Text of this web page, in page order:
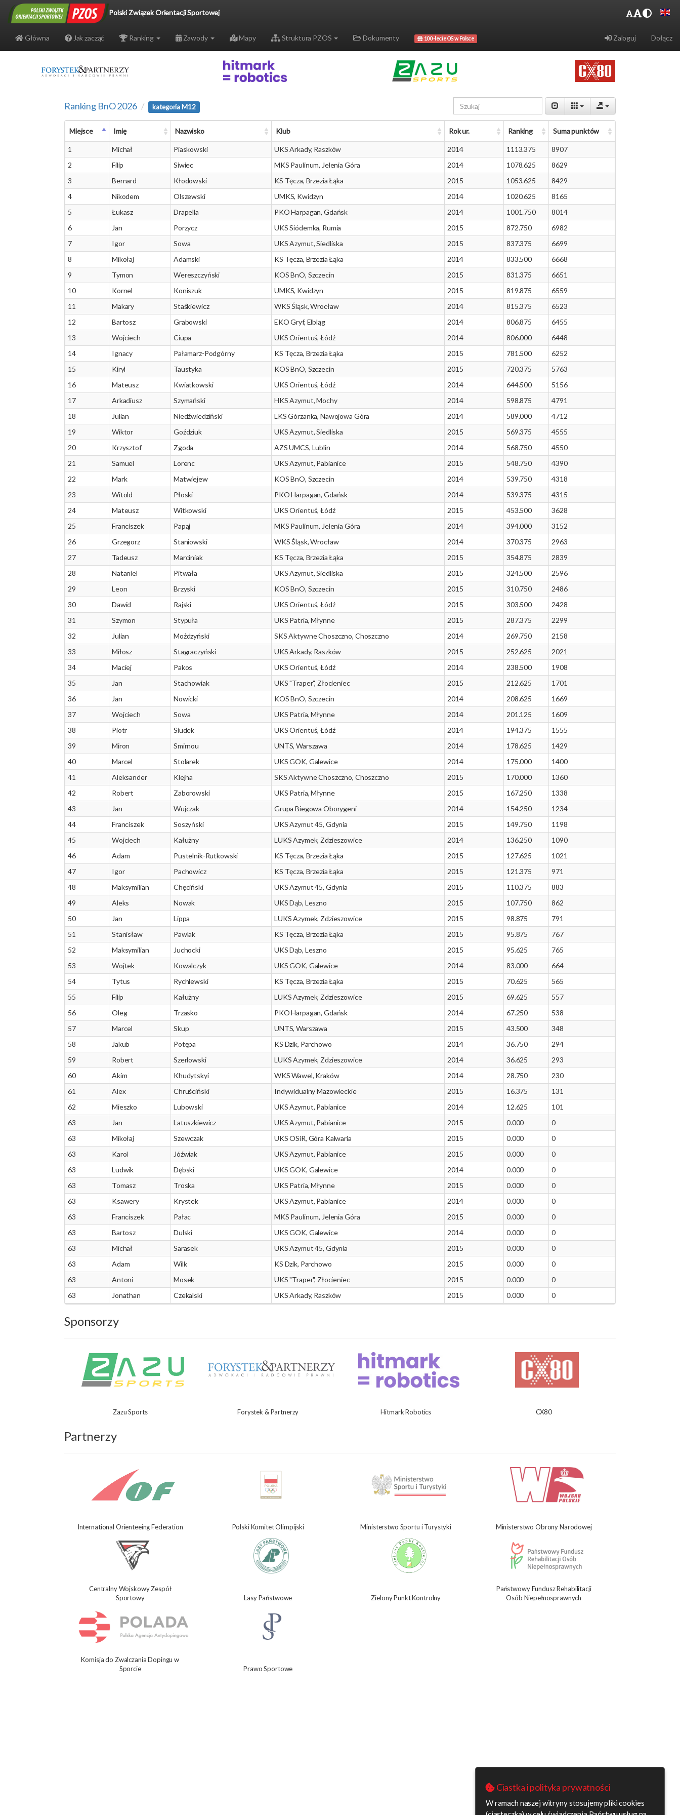
Polski Związek Orientacji Sportowej
Główna Jak zacząć Ranking Zawody Mapy Struktura PZOS Dokumenty 100-lecie OS w Polsce Zaloguj Dołącz
Ranking BnO 2026 kategoria M12
Miejsce Imię Nazwisko Klub Rok ur. Ranking Suma punktów
1 Michał Piaskowski UKS Arkady, Raszków 2014 1113.375
8907
2
Filip Siwiec MKS Paulinum, Jelenia Góra 2014 1078.625
8629
3
Bernard Kłodowski KS Tęcza, Brzezia Łąka 2015 1053.625
8429
4
Nikodem Olszewski UMKS, Kwidzyn 2014 1020.625
8165
5
Łukasz Drapella PKO Harpagan, Gdańsk 2014 1001.750
8014
6
Jan Porzycz UKS Siódemka, Rumia 2015 872.750
6982
7
Igor Sowa UKS Azymut, Siedliska 2015 837.375
6699
8
Mikołaj Adamski KS Tęcza, Brzezia Łąka 2014 833.500
6668
9
Tymon Wereszczyński KOS BnO, Szczecin 2015 831.375
6651
10
Kornel Koniszuk UMKS, Kwidzyn 2015 819.875
6559
11
Makary Staśkiewicz WKS Śląsk, Wrocław 2014 815.375
6523
12
Bartosz Grabowski EKO Gryf, Elbląg 2014 806.875
6455
13
Wojciech Ciupa UKS Orientuś, Łódź 2014 806.000
6448
14
Ignacy Pałamarz-Podgórny KS Tęcza, Brzezia Łąka 2015 781.500
6252
15
Kiryl Taustyka KOS BnO, Szczecin 2015 720.375
5763
16
Mateusz Kwiatkowski UKS Orientuś, Łódź 2014 644.500
5156
17
Arkadiusz Szymański HKS Azymut, Mochy 2014 598.875
4791
18
Julian Niedźwiedziński LKS Górzanka, Nawojowa Góra 2014 589.000
4712
19
Wiktor Goździuk UKS Azymut, Siedliska 2015 569.375
4555
20
Krzysztof Zgoda AZS UMCS, Lublin 2014 568.750
4550
21
Samuel Lorenc UKS Azymut, Pabianice 2015 548.750
4390
22
Mark Matwiejew KOS BnO, Szczecin 2014 539.750
4318
23
Witold Płoski PKO Harpagan, Gdańsk 2014 539.375
4315
24
Mateusz Witkowski UKS Orientuś, Łódź 2015 453.500
3628
25
Franciszek Papaj MKS Paulinum, Jelenia Góra 2014 394.000
3152
26
Grzegorz Staniowski WKS Śląsk, Wrocław 2014 370.375
2963
27
Tadeusz Marciniak KS Tęcza, Brzezia Łąka 2015 354.875
2839
28
Nataniel Pitwała UKS Azymut, Siedliska 2015 324.500
2596
29
Leon Brzyski KOS BnO, Szczecin 2015 310.750
2486
30
Dawid Rajski UKS Orientuś, Łódź 2015 303.500
2428
31
Szymon Stypuła UKS Patria, Młynne 2015 287.375
2299
32
Julian Możdzyński SKS Aktywne Choszczno, Choszczno 2014 269.750
2158
33
Miłosz Stagraczyński UKS Arkady, Raszków 2015 252.625
2021
34
Maciej Pakos UKS Orientuś, Łódź 2014 238.500
1908
35
Jan Stachowiak UKS "Traper", Złocieniec 2015 212.625
1701
36
Jan Nowicki KOS BnO, Szczecin 2014 208.625
1669
37
Wojciech Sowa UKS Patria, Młynne 2014 201.125
1609
38
Piotr Siudek UKS Orientuś, Łódź 2014 194.375
1555
39
Miron Smirnou UNTS, Warszawa 2014 178.625
1429
40
Marcel Stolarek UKS GOK, Galewice 2014 175.000
1400
41
Aleksander Klejna SKS Aktywne Choszczno, Choszczno 2015 170.000
1360
42
Robert Zaborowski UKS Patria, Młynne 2015 167.250
1338
43
Jan Wujczak Grupa Biegowa Oborygeni 2014 154.250
1234
44
Franciszek Soszyński UKS Azymut 45, Gdynia 2015 149.750
1198
45
Wojciech Kałużny LUKS Azymek, Zdzieszowice 2014 136.250
1090
46
Adam Pustelnik-Rutkowski KS Tęcza, Brzezia Łąka 2015 127.625
1021
47
Igor Pachowicz KS Tęcza, Brzezia Łąka 2015 121.375
971
48
Maksymilian Chęciński UKS Azymut 45, Gdynia 2015 110.375
883
49
Aleks Nowak UKS Dąb, Leszno 2015 107.750
862
50
Jan Lippa LUKS Azymek, Zdzieszowice 2015 98.875
791
51
Stanisław Pawlak KS Tęcza, Brzezia Łąka 2015 95.875
767
52
Maksymilian Juchocki UKS Dąb, Leszno 2015 95.625
765
53
Wojtek Kowalczyk UKS GOK, Galewice 2014 83.000
664
54
Tytus Rychlewski KS Tęcza, Brzezia Łąka 2015 70.625
565
55
Filip Kałużny LUKS Azymek, Zdzieszowice 2015 69.625
557
56
Oleg Trzasko PKO Harpagan, Gdańsk 2014 67.250
538
57
Marcel Skup UNTS, Warszawa 2015 43.500
348
58
Jakub Potępa KS Dzik, Parchowo 2014 36.750
294
59
Robert Szerlowski LUKS Azymek, Zdzieszowice 2014 36.625
293
60
Akim Khudytskyi WKS Wawel, Kraków 2014 28.750
230
61
Alex Chruściński Indywidualny Mazowieckie 2015 16.375
131
62
Mieszko Lubowski UKS Azymut, Pabianice 2014 12.625
101
63
Jan Latuszkiewicz UKS Azymut, Pabianice 2015 0.000
0
63
Mikołaj Szewczak UKS OSiR, Góra Kalwaria 2015 0.000
0
63
Karol Jóźwiak UKS Azymut, Pabianice 2015 0.000
0
63
Ludwik Dębski UKS GOK, Galewice 2014 0.000
0
63
Tomasz Troska UKS Patria, Młynne 2015 0.000
0
63
Ksawery Krystek UKS Azymut, Pabianice 2014 0.000
0
63
Franciszek Pałac MKS Paulinum, Jelenia Góra 2015 0.000
0
63
Bartosz Dulski UKS GOK, Galewice 2014 0.000
0
63
Michał Sarasek UKS Azymut 45, Gdynia 2015 0.000
0
63
Adam Wilk KS Dzik, Parchowo 2015 0.000
0
63
Antoni Mosek UKS "Traper", Złocieniec 2015 0.000
0
63
Jonathan Czekalski UKS Arkady, Raszków 2015 0.000 0
Sponsorzy
Zazu Sports Forystek & Partnerzy Hitmark Robotics CX80
Partnerzy
International Orienteeing Federation Polski Komitet Olimpijski Ministerstwo Sportu i Turystyki Ministerstwo Obrony Narodowej
Centralny Wojskowy Zespół
Sportowy
Lasy Państwowe Zielony Punkt Kontrolny
Państwowy Fundusz Rehabilitacji
Osób Niepełnosprawnych
Komisja do Zwalczania Dopingu w
Sporcie
Prawo Sportowe
Ciastka i polityka prywatności
W ramach naszej witryny stosujemy pliki cookies